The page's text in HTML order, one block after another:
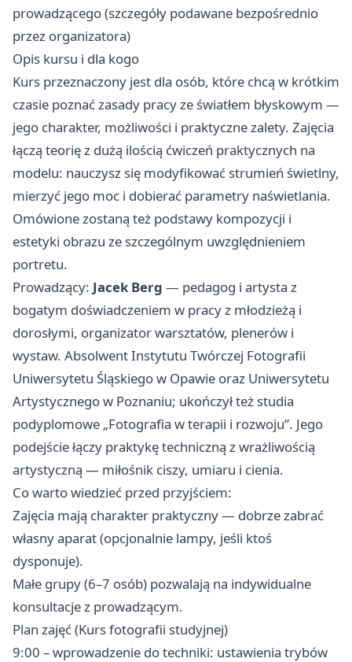
prowadzącego (szczegóły podawane bezpośrednio
przez organizatora)
Opis kursu i dla kogo
Kurs przeznaczony jest dla osób, które chcą w krótkim
czasie poznać zasady pracy ze światłem błyskowym —
jego charakter, możliwości i praktyczne zalety. Zajęcia
łączą teorię z dużą ilością ćwiczeń praktycznych na
modelu: nauczysz się modyfikować strumień świetlny,
mierzyć jego moc i dobierać parametry naświetlania.
Omówione zostaną też podstawy kompozycji i
estetyki obrazu ze szczególnym uwzględnieniem
portretu.
Prowadzący: Jacek Berg — pedagog i artysta z
bogatym doświadczeniem w pracy z młodzieżą i
dorosłymi, organizator warsztatów, plenerów i
wystaw. Absolwent Instytutu Twórczej Fotografii
Uniwersytetu Śląskiego w Opawie oraz Uniwersytetu
Artystycznego w Poznaniu; ukończył też studia
podyplomowe „Fotografia w terapii i rozwoju”. Jego
podejście łączy praktykę techniczną z wrażliwością
artystyczną — miłośnik ciszy, umiaru i cienia.
Co warto wiedzieć przed przyjściem:
Zajęcia mają charakter praktyczny — dobrze zabrać
własny aparat (opcjonalnie lampy, jeśli ktoś
dysponuje).
Małe grupy (6–7 osób) pozwalają na indywidualne
konsultacje z prowadzącym.
Plan zajęć (Kurs fotografii studyjnej)
9:00 – wprowadzenie do techniki: ustawienia trybów